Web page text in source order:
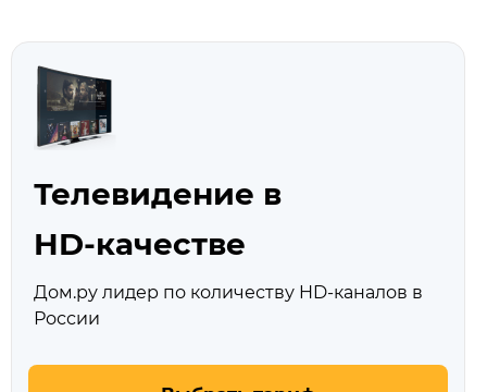
Телевидение в
HD‑качестве
Дом.ру лидер по количеству HD‑каналов в
России